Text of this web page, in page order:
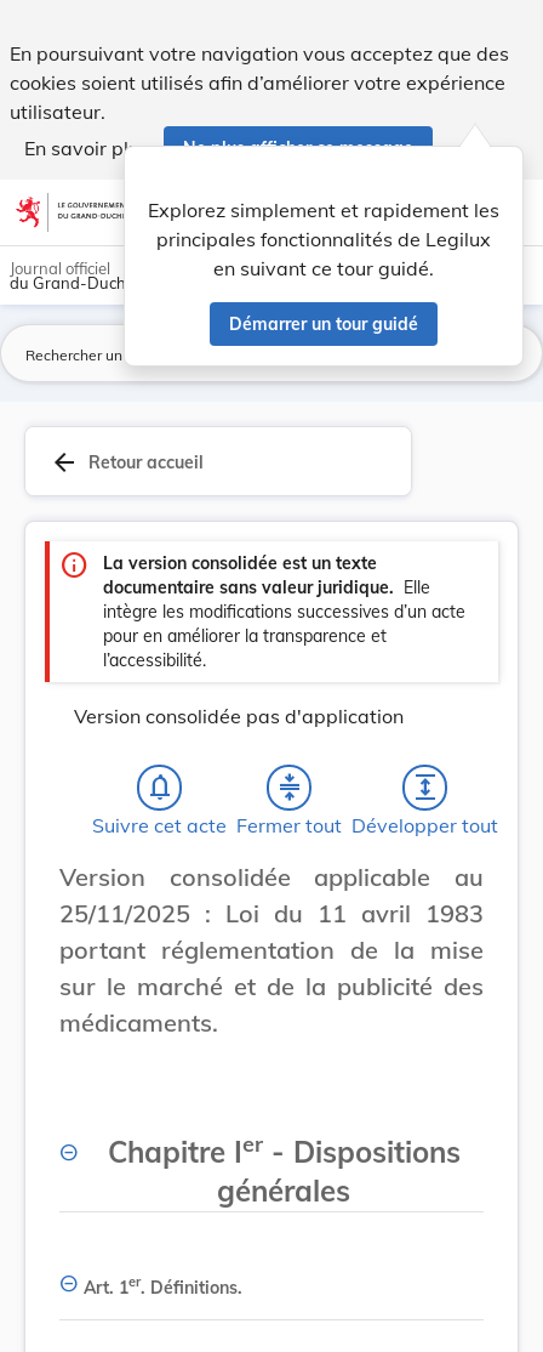
En poursuivant votre navigation vous acceptez que des
cookies soient utilisés afin d’améliorer votre expérience
utilisateur.
En savoir plus
Ne plus afficher ce message
Aller au contenu account_circle help Aide
Explorez simplement et rapidement les
principales fonctionnalités de Legilux
en suivant ce tour guidé.
Démarrer un tour guidé
light_mode dark_mode
Journal officiel
du Grand-Duché de Luxembourg
arrow_back Retour accueil
info
La version consolidée est un texte
documentaire sans valeur juridique. Elle
intègre les modifications successives d’un acte
pour en améliorer la transparence et
l’accessibilité.
Version consolidée pas d'application
notifications_none
Suivre cet acte
compress
Fermer tout
expand
Développer tout
Version consolidée applicable au
25/11/2025 : Loi du 11 avril 1983
portant réglementation de la mise
sur le marché et de la publicité des
médicaments.
Chapitre Ier- Dispositions
générales
Art. 1er. Définitions.